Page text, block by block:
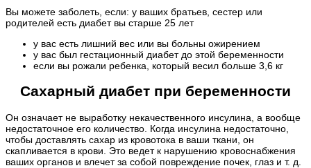
Вы можете заболеть, если: у ваших братьев, сестер или
родителей есть диабет вы старше 25 лет
у вас есть лишний вес или вы больны ожирением
у вас был гестационный диабет до этой беременности
если вы рожали ребенка, который весил больше 3,6 кг
Сахарный диабет при беременности
Он означает не выработку некачественного инсулина, а вообще
недостаточное его количество. Когда инсулина недостаточно,
чтобы доставлять сахар из кровотока в ваши ткани, он
скапливается в крови. Это ведет к нарушению кровоснабжения
ваших органов и влечет за собой повреждение почек, глаз и т. д.